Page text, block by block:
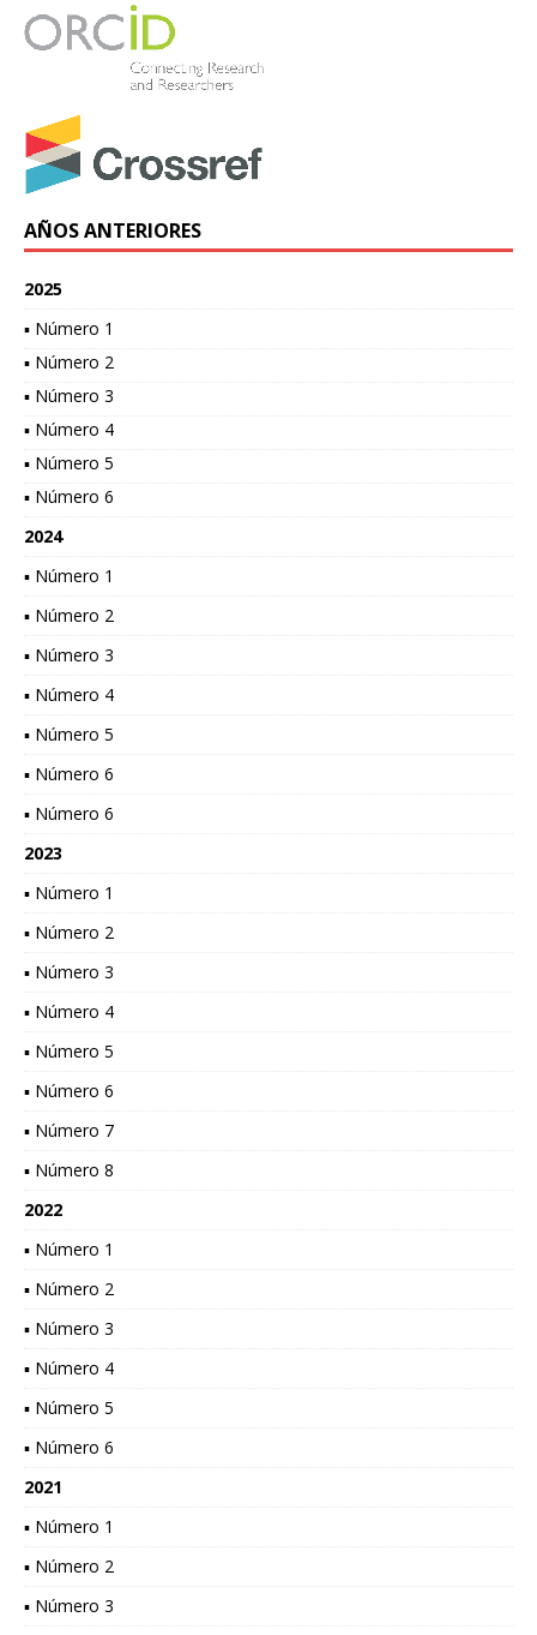
AÑOS ANTERIORES
2025
▪ Número 1
▪ Número 2
▪ Número 3
▪ Número 4
▪ Número 5
▪ Número 6
2024
▪ Número 1
▪ Número 2
▪ Número 3
▪ Número 4
▪ Número 5
▪ Número 6
▪ Número 6
2023
▪ Número 1
▪ Número 2
▪ Número 3
▪ Número 4
▪ Número 5
▪ Número 6
▪ Número 7
▪ Número 8
2022
▪ Número 1
▪ Número 2
▪ Número 3
▪ Número 4
▪ Número 5
▪ Número 6
2021
▪ Número 1
▪ Número 2
▪ Número 3